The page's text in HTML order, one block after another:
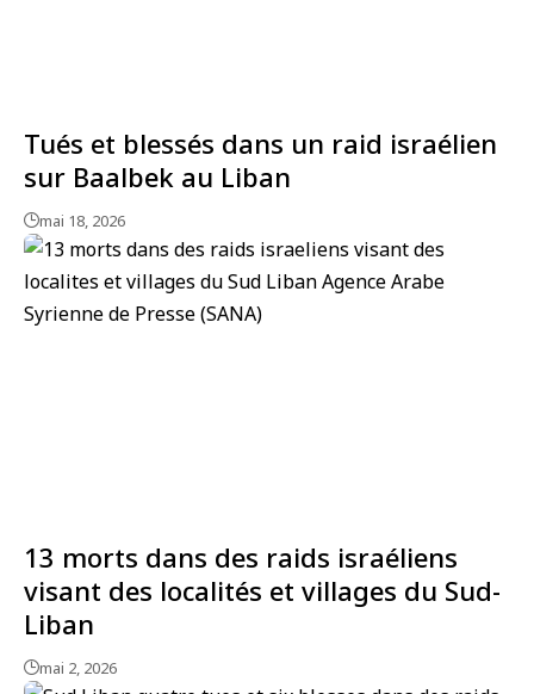
Tués et blessés dans un raid israélien
sur Baalbek au Liban
mai 18, 2026
13 morts dans des raids israéliens
visant des localités et villages du Sud-
Liban
mai 2, 2026